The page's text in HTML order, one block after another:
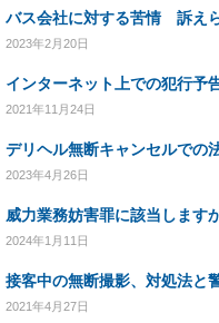
2023年2月20日
インターネット上での犯行予
2021年11月24日
2023年4月26日
威力業務妨害罪に該当します
2024年1月11日
2021年4月27日